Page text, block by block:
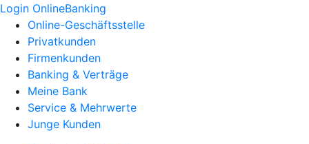
Login OnlineBanking
Online-Geschäftsstelle
Privatkunden
Firmenkunden
Banking & Verträge
Meine Bank
Service & Mehrwerte
Junge Kunden